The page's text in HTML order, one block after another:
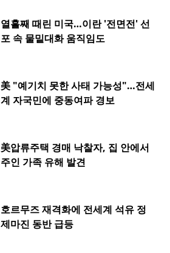
열흘째 때린 미국…이란 '전면전' 선
포 속 물밑대화 움직임도
美 "예기치 못한 사태 가능성"…전세
계 자국민에 중동여파 경보
美압류주택 경매 낙찰자, 집 안에서
주인 가족 유해 발견
호르무즈 재격화에 전세계 석유 정
제마진 동반 급등